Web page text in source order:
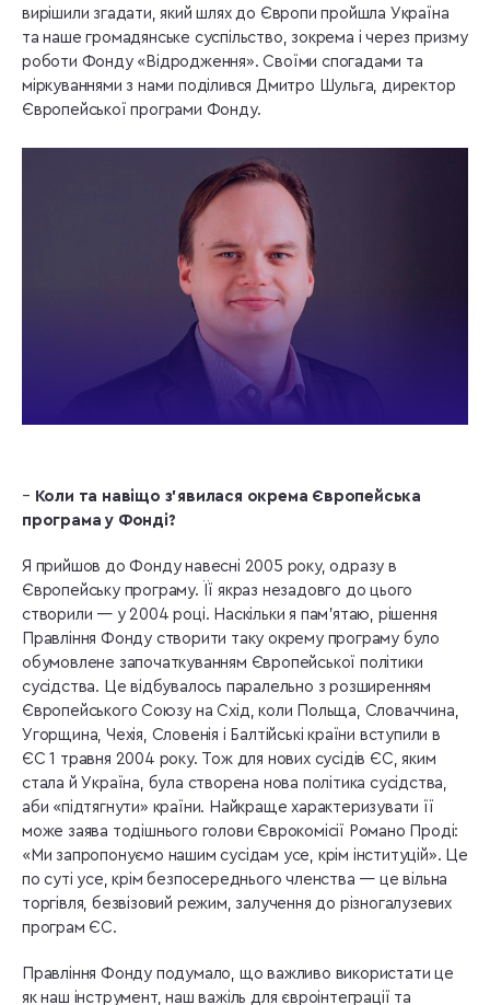
вирішили згадати, який шлях до Європи пройшла Україна
та наше громадянське суспільство, зокрема і через призму
роботи Фонду «Відродження». Своїми спогадами та
міркуваннями з нами поділився Дмитро Шульга, директор
Європейської програми Фонду.
– Коли та навіщо з’явилася окрема Європейська
програма у Фонді?
Я прийшов до Фонду навесні 2005 року, одразу в
Європейську програму. Її якраз незадовго до цього
створили — у 2004 році. Наскільки я пам’ятаю, рішення
Правління Фонду створити таку окрему програму було
обумовлене започаткуванням Європейської політики
сусідства. Це відбувалось паралельно з розширенням
Європейського Союзу на Схід, коли Польща, Словаччина,
Угорщина, Чехія, Словенія і Балтійські країни вступили в
ЄС 1 травня 2004 року. Тож для нових сусідів ЄС, яким
стала й Україна, була створена нова політика сусідства,
аби «підтягнути» країни. Найкраще характеризувати її
може заява тодішнього голови Єврокомісії Романо Проді:
«Ми запропонуємо нашим сусідам усе, крім інституцій». Це
по суті усе, крім безпосереднього членства — це вільна
торгівля, безвізовий режим, залучення до різногалузевих
програм ЄС.
Правління Фонду подумало, що важливо використати це
як наш інструмент, наш важіль для євроінтеграції та